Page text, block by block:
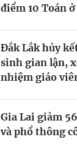
điểm 10 Toán
Đắk Lắk hủy
sinh gian lận,
nhiệm giáo
Gia Lai giảm
và phổ thông